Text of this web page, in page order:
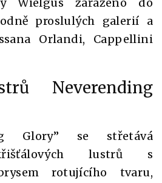
proslulých galerií a
Orlandi, Cappellini
Neverending
Glory” se střetává
lustrů s
rotujícího tvaru,